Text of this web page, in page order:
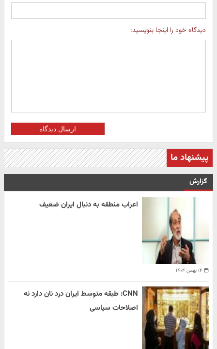
دیدگاه خود را اینجا بنویسید:
ارسال دیدگاه
پیشنهاد ما
گزارش
۱۴ بهمن ۱۴۰۴
اعراب منطقه به دنبال ایران ضعیف
CNN: طبقه متوسط ایران درد نان دارد نه
اصلاحات سیاسی